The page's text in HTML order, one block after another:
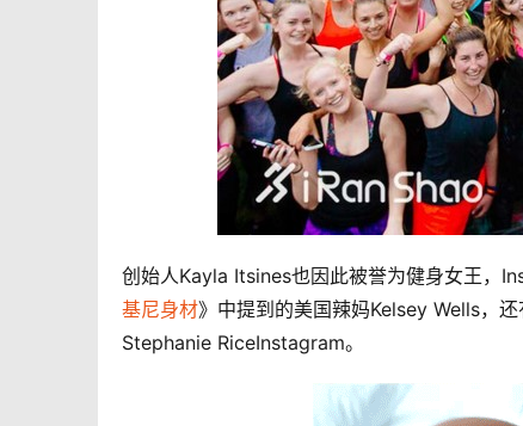
创始人Kayla Itsines也因此被誉为健身女王，
基尼身材》中提到的美国辣妈Kelsey Wells，
Stephanie RiceInstagram。